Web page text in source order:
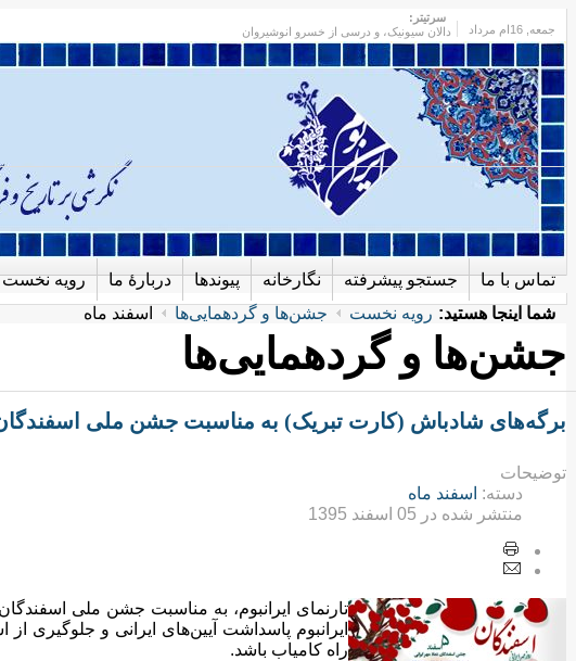
جمعه
سرتیتر:
دالان سیونیک، و درسی از خسرو انوشیروان
رویه نخست دربارهٔ ما پیوندها نگارخانه جستجو پیشرفته تماس با ما
شما اینجا هستید: رویه نخست جشن‌ها و گردهمایی‌ها اسفند ماه
جشن‌ها و گردهمایی‌ها
برگه‌های شادباش (کارت تبریک) به مناسبت جشن ملی اسفندگان
توضیحات
دسته: اسفند ماه
منتشر شده در 05 اسفند 1395
ایرانبوم پاسداشت آیین‌های ایرانی و
راه کامیاب باشد.